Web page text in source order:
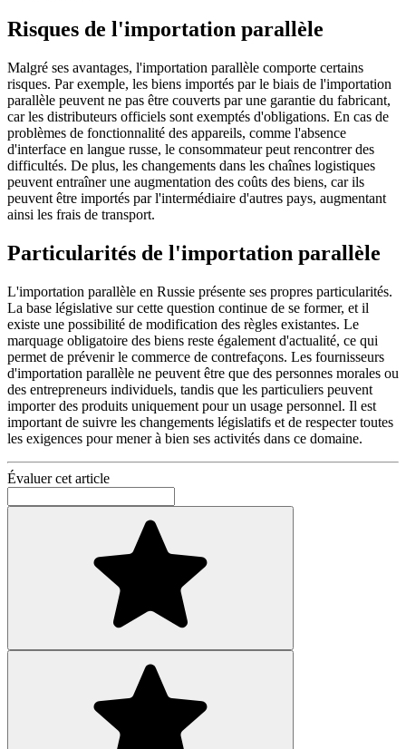
Risques de l'importation parallèle
Malgré ses avantages, l'importation parallèle comporte certains
risques. Par exemple, les biens importés par le biais de l'importation
parallèle peuvent ne pas être couverts par une garantie du fabricant,
car les distributeurs officiels sont exemptés d'obligations. En cas de
problèmes de fonctionnalité des appareils, comme l'absence
d'interface en langue russe, le consommateur peut rencontrer des
difficultés. De plus, les changements dans les chaînes logistiques
peuvent entraîner une augmentation des coûts des biens, car ils
peuvent être importés par l'intermédiaire d'autres pays, augmentant
ainsi les frais de transport.
Particularités de l'importation parallèle
L'importation parallèle en Russie présente ses propres particularités.
La base législative sur cette question continue de se former, et il
existe une possibilité de modification des règles existantes. Le
marquage obligatoire des biens reste également d'actualité, ce qui
permet de prévenir le commerce de contrefaçons. Les fournisseurs
d'importation parallèle ne peuvent être que des personnes morales ou
des entrepreneurs individuels, tandis que les particuliers peuvent
importer des produits uniquement pour un usage personnel. Il est
important de suivre les changements législatifs et de respecter toutes
les exigences pour mener à bien ses activités dans ce domaine.
Évaluer cet article